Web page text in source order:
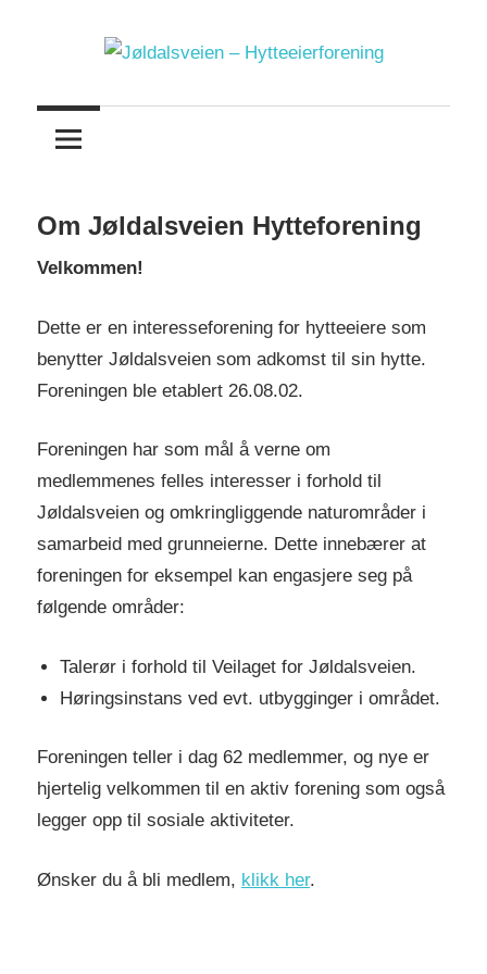
Jøldalsveien
–
Hytteeierforening
Om Jøldalsveien Hytteforening
Velkommen!
Dette er en interesseforening for hytteeiere som
benytter Jøldalsveien som adkomst til sin hytte.
Foreningen ble etablert 26.08.02.
Foreningen har som mål å verne om
medlemmenes felles interesser i forhold til
Jøldalsveien og omkringliggende naturområder i
samarbeid med grunneierne. Dette innebærer at
foreningen for eksempel kan engasjere seg på
følgende områder:
Talerør i forhold til Veilaget for Jøldalsveien.
Høringsinstans ved evt. utbygginger i området.
Foreningen teller i dag 62 medlemmer, og nye er
hjertelig velkommen til en aktiv forening som også
legger opp til sosiale aktiviteter.
Ønsker du å bli medlem, klikk her.